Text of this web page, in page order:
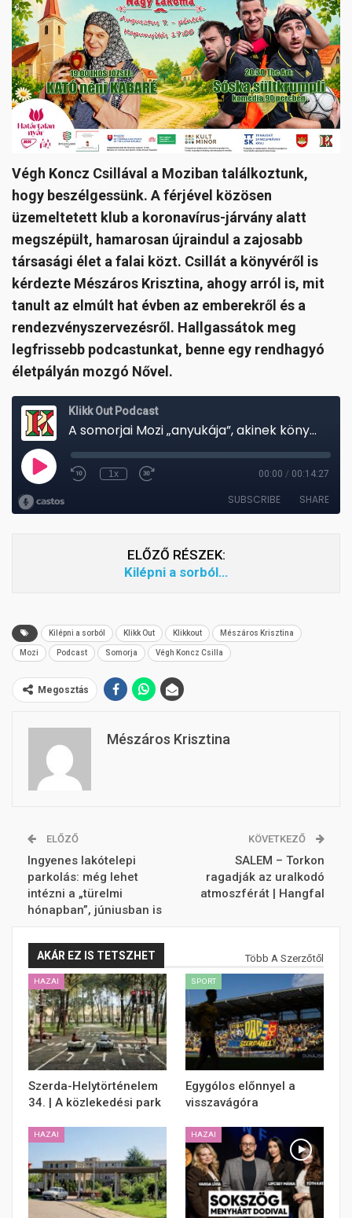
Végh Koncz Csillával a Moziban találkoztunk,
hogy beszélgessünk. A férjével közösen
üzemeltetett klub a koronavírus-járvány alatt
megszépült, hamarosan újraindul a zajosabb
társasági élet a falai közt. Csillát a könyvéről is
kérdezte Mészáros Krisztina, ahogy arról is, mit
tanult az elmúlt hat évben az emberekről és a
rendezvényszervezésről. Hallgassátok meg
legfrissebb podcastunkat, benne egy rendhagyó
életpályán mozgó Nővel.
ELŐZŐ RÉSZEK:
Kilépni a sorból…
Kilépni a sorból Klikk Out Klikkout Mészáros Krisztina
Mozi Podcast Somorja Végh Koncz Csilla
Megosztás
Mészáros Krisztina
ELŐZŐ
Ingyenes lakótelepi
parkolás: még lehet
intézni a „türelmi
hónapban”, júniusban is
KÖVETKEZŐ
SALEM – Torkon
ragadják az uralkodó
atmoszférát | Hangfal
AKÁR EZ IS TETSZHET Több A Szerzőtől
HAZAI
Szerda-Helytörténelem
34. | A közlekedési park
SPORT
Egygólos előnnyel a
visszavágóra
HAZAI HAZAI